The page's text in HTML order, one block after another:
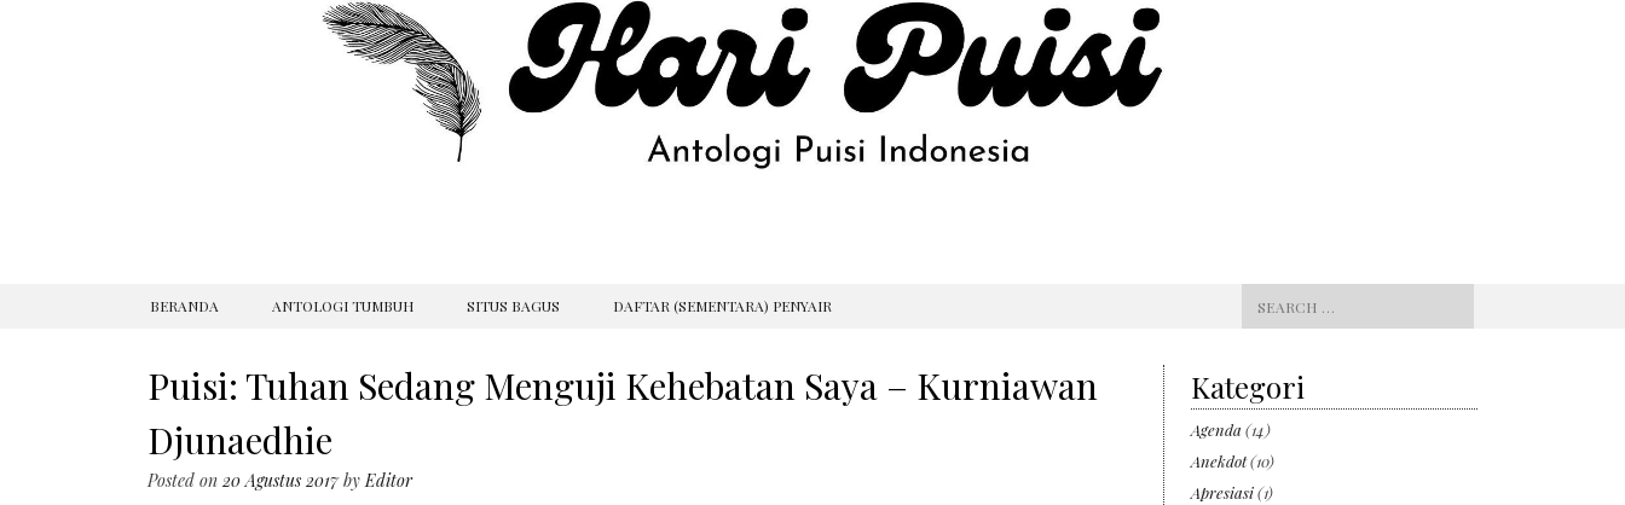
SKIP
BERANDA ANTOLOGI TUMBUH SITUS BAGUS DAFTAR (SEMENTARA) PENYAIR
Search
for:
Puisi: Tuhan Sedang Menguji Kehebatan Saya – Kurniawan
Djunaedhie
Posted on 20 Agustus 2017byEditor
Kategori
Agenda (14)
Anekdot(10)
Apresiasi(1)